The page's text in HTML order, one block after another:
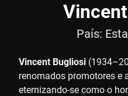
País:
Vincent Bugliosi
renomados promotores e
eternizando-se como o